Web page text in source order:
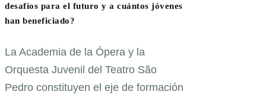
desafíos para el futuro y a cuántos jóvenes
han beneficiado?
La Academia de la Ópera y la
Orquesta Juvenil del Teatro São
Pedro constituyen el eje de formación